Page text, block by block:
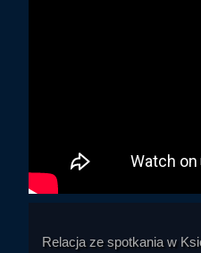
Relacja ze spotkania w